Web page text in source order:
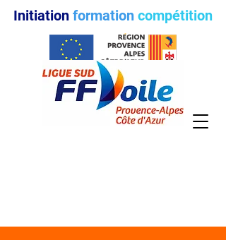
Initiation formation compétition